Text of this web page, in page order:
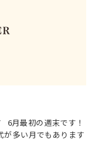
6月最初の週末です！
が多い月でもあります